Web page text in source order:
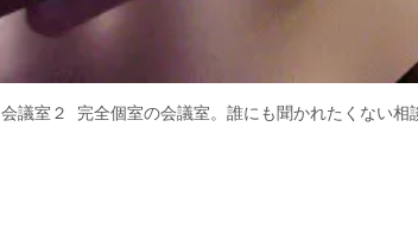
会議室２ 完全個室の会議室。誰にも聞かれたくない相